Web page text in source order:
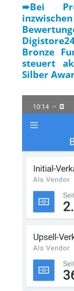
➨Bei
Bronze
steuert
Silber